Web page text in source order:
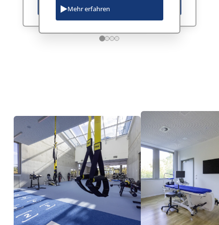
Mehr erfahrenMehr erfahren
Mehr erfahren